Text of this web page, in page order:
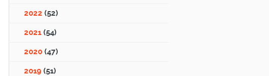
2022 (52)
2021 (54)
2020 (47)
2019 (51)